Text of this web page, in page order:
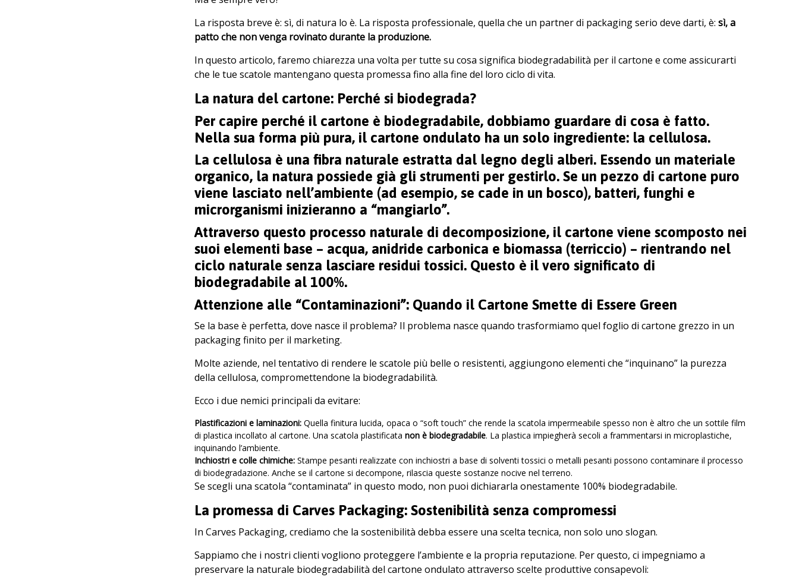
La risposta breve è: sì, di natura lo è. La risposta professionale, quella che un partner di packaging serio deve darti, è: sì, a
patto che non venga rovinato durante la produzione.
In questo articolo, faremo chiarezza una volta per tutte su cosa significa biodegradabilità per il cartone e come assicurarti
che le tue scatole mantengano questa promessa fino alla fine del loro ciclo di vita.
La natura del cartone: Perché si biodegrada?
Per capire perché il cartone è biodegradabile, dobbiamo guardare di cosa è fatto.
Nella sua forma più pura, il cartone ondulato ha un solo ingrediente: la cellulosa.
La cellulosa è una fibra naturale estratta dal legno degli alberi. Essendo un materiale
organico, la natura possiede già gli strumenti per gestirlo. Se un pezzo di cartone puro
viene lasciato nell’ambiente (ad esempio, se cade in un bosco), batteri, funghi e
microrganismi inizieranno a “mangiarlo”.
Attraverso questo processo naturale di decomposizione, il cartone viene scomposto nei
suoi elementi base – acqua, anidride carbonica e biomassa (terriccio) – rientrando nel
ciclo naturale senza lasciare residui tossici. Questo è il vero significato di
biodegradabile al 100%.
Attenzione alle “Contaminazioni”: Quando il Cartone Smette di Essere Green
Se la base è perfetta, dove nasce il problema? Il problema nasce quando trasformiamo quel foglio di cartone grezzo in un
packaging finito per il marketing.
Molte aziende, nel tentativo di rendere le scatole più belle o resistenti, aggiungono elementi che “inquinano” la purezza
della cellulosa, compromettendone la biodegradabilità.
Ecco i due nemici principali da evitare:
Plastificazioni e laminazioni: Quella finitura lucida, opaca o “soft touch” che rende la scatola impermeabile spesso non è altro che un sottile film
di plastica incollato al cartone. Una scatola plastificata non è biodegradabile. La plastica impiegherà secoli a frammentarsi in microplastiche,
inquinando l’ambiente.
Inchiostri e colle chimiche: Stampe pesanti realizzate con inchiostri a base di solventi tossici o metalli pesanti possono contaminare il processo
di biodegradazione. Anche se il cartone si decompone, rilascia queste sostanze nocive nel terreno.
Se scegli una scatola “contaminata” in questo modo, non puoi dichiararla onestamente 100% biodegradabile.
La promessa di Carves Packaging: Sostenibilità senza compromessi
In Carves Packaging, crediamo che la sostenibilità debba essere una scelta tecnica, non solo uno slogan.
Sappiamo che i nostri clienti vogliono proteggere l’ambiente e la propria reputazione. Per questo, ci impegniamo a
preservare la naturale biodegradabilità del cartone ondulato attraverso scelte produttive consapevoli: